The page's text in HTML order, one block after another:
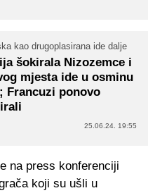
kao drugoplasirana ide dalje
šokirala Nizozemce i
mjesta ide u osminu
Francuzi ponovo
25.06.24. 19:55
na press konferenciji
koji su ušli u